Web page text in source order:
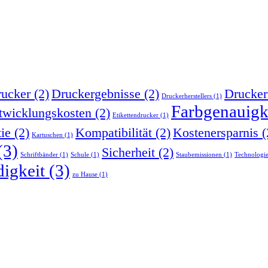
(2)Druckergebnisse (2) Druckerherstellers (1)
(2) Etikettendrucker (1)
(2) Kartuschen (1) Kompatibilität (2)Kostenersparnis
Schriftbänder (1) Schule (1) Sicherheit (2) Staubemissionen (1) Technologie
(3) zu Hause (1)